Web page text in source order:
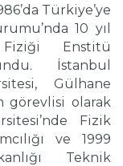
Türkiye’ye
10 yıl
Fiziği Enstitü
İstanbul
Gülhane
görevlisi olarak
Fizik
ve 1999
Teknik